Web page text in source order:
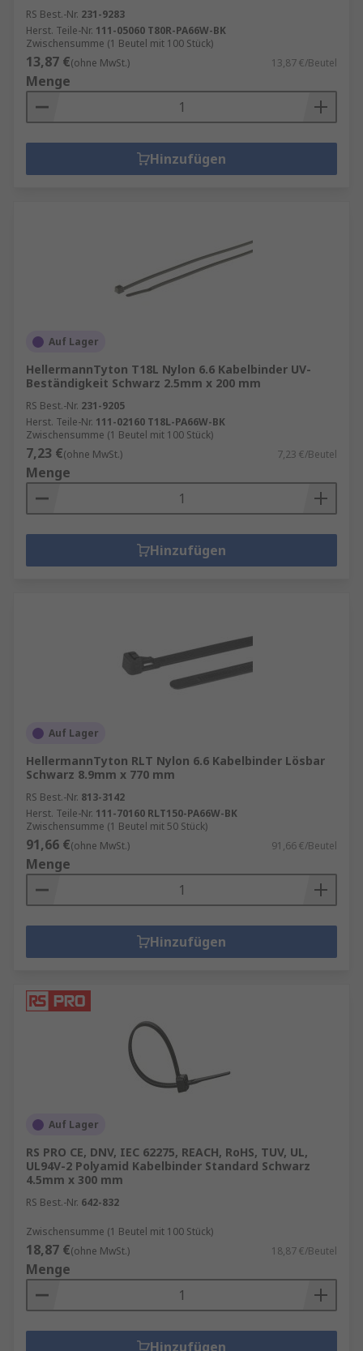
RS Best.-Nr. 231-9283
Herst. Teile-Nr. 111-05060 T80R-PA66W-BK
Zwischensumme (1 Beutel mit 100 Stück)
13,87 €(ohne MwSt.) 13,87 €/Beutel
Menge
Hinzufügen
Auf Lager
HellermannTyton T18L Nylon 6.6 Kabelbinder UV-
Beständigkeit Schwarz 2.5mm x 200 mm
RS Best.-Nr. 231-9205
Herst. Teile-Nr. 111-02160 T18L-PA66W-BK
Zwischensumme (1 Beutel mit 100 Stück)
7,23 €(ohne MwSt.) 7,23 €/Beutel
Menge
Hinzufügen
Auf Lager
HellermannTyton RLT Nylon 6.6 Kabelbinder Lösbar
Schwarz 8.9mm x 770 mm
RS Best.-Nr. 813-3142
Herst. Teile-Nr. 111-70160 RLT150-PA66W-BK
Zwischensumme (1 Beutel mit 50 Stück)
91,66 €(ohne MwSt.) 91,66 €/Beutel
Menge
Hinzufügen
Auf Lager
RS PRO CE, DNV, IEC 62275, REACH, RoHS, TUV, UL,
UL94V-2 Polyamid Kabelbinder Standard Schwarz
4.5mm x 300 mm
RS Best.-Nr. 642-832
Zwischensumme (1 Beutel mit 100 Stück)
18,87 €(ohne MwSt.) 18,87 €/Beutel
Menge
Hinzufügen